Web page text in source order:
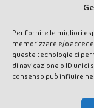
Per fornire le migliori
memorizzare e/o
queste tecnologie ci
di navigazione o ID
consenso può influire
rights reserved -